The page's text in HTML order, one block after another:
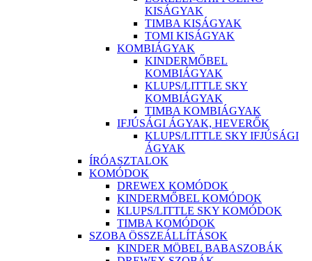
KISÁGYAK
TIMBA KISÁGYAK
TOMI KISÁGYAK
KOMBIÁGYAK
KINDERMŐBEL
KOMBIÁGYAK
KLUPS/LITTLE SKY
KOMBIÁGYAK
TIMBA KOMBIÁGYAK
IFJÚSÁGI ÁGYAK, HEVERŐK
KLUPS/LITTLE SKY IFJÚSÁGI
ÁGYAK
ÍRÓASZTALOK
KOMÓDOK
DREWEX KOMÓDOK
KINDERMŐBEL KOMÓDOK
KLUPS/LITTLE SKY KOMÓDOK
TIMBA KOMÓDOK
SZOBA ÖSSZEÁLLÍTÁSOK
KINDER MÖBEL BABASZOBÁK